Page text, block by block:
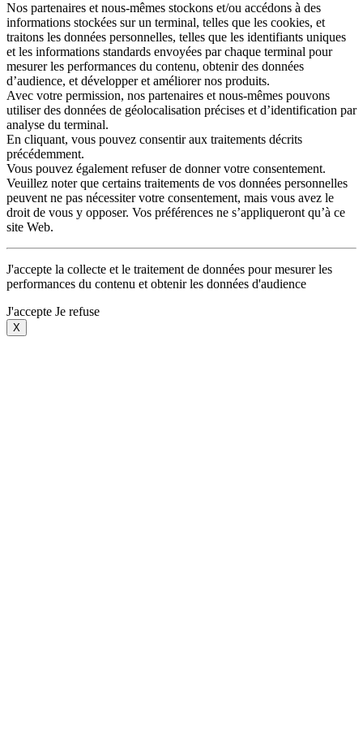
Nos partenaires et nous-mêmes stockons et/ou accédons à des
informations stockées sur un terminal, telles que les cookies, et
traitons les données personnelles, telles que les identifiants uniques
et les informations standards envoyées par chaque terminal pour
mesurer les performances du contenu, obtenir des données
d’audience, et développer et améliorer nos produits.
Avec votre permission, nos partenaires et nous-mêmes pouvons
utiliser des données de géolocalisation précises et d’identification par
analyse du terminal.
En cliquant, vous pouvez consentir aux traitements décrits
précédemment.
Vous pouvez également refuser de donner votre consentement.
Veuillez noter que certains traitements de vos données personnelles
peuvent ne pas nécessiter votre consentement, mais vous avez le
droit de vous y opposer. Vos préférences ne s’appliqueront qu’à ce
site Web.
J'accepte la collecte et le traitement de données pour mesurer les
performances du contenu et obtenir les données d'audience
J'accepte Je refuse
X